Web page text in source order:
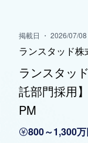
掲載日 ・ 2026/07/08
ランスタッド株
ランスタッ
託部門採用
PM
800～1,300